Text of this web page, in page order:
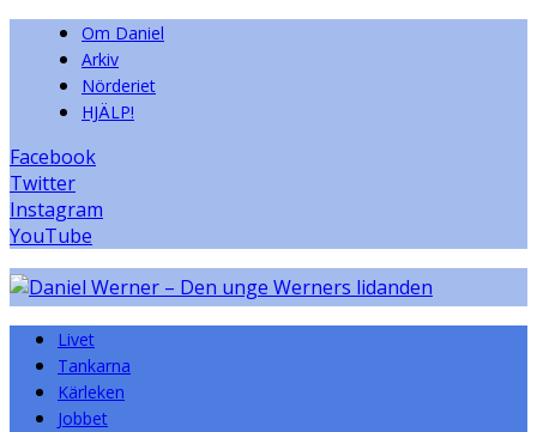
Om Daniel
Arkiv
Nörderiet
HJÄLP!
Facebook
Twitter
Instagram
YouTube
Livet
Tankarna
Kärleken
Jobbet